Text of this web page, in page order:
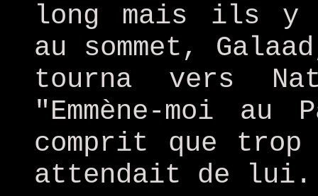
long mais ils y
au sommet,
tourna vers
"Emmène-moi au
comprit que trop
attendait de lui.